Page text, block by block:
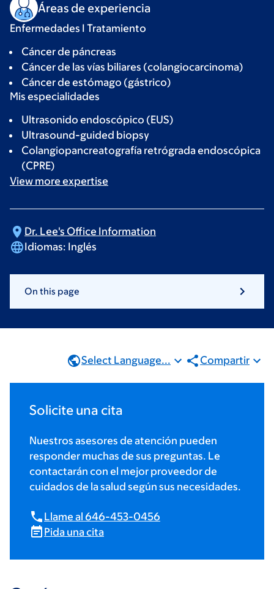
Áreas de experiencia
Enfermedades I Tratamiento
Cáncer de páncreas
Cáncer de las vías biliares (colangiocarcinoma)
Cáncer de estómago (gástrico)
Mis especialidades
Ultrasonido endoscópico (EUS)
Ultrasound-guided biopsy
Colangiopancreatografía retrógrada endoscópica
(CPRE)
View more expertise
Dr. Lee's Office Information
Idiomas: Inglés
On this page
Select Language... Compartir
Solicite una cita
Nuestros asesores de atención pueden
responder muchas de sus preguntas. Le
contactarán con el mejor proveedor de
cuidados de la salud según sus necesidades.
Llame al 646-453-0456
Pida una cita